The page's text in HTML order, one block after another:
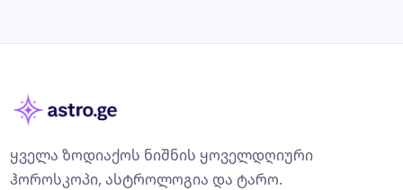
ყველა ზოდიაქოს ნიშნის ყოველდღიური
ჰოროსკოპი, ასტროლოგია და ტარო.